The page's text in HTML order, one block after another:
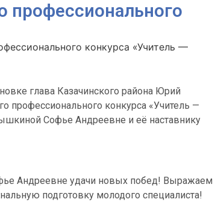
профессионального
конкурса «Учитель —
глава Казачинского района Юрий
профессионального конкурса «Учитель —
Софье Андреевне и её наставнику
Андреевне удачи новых побед! Выражаем
подготовку молодого специалиста!